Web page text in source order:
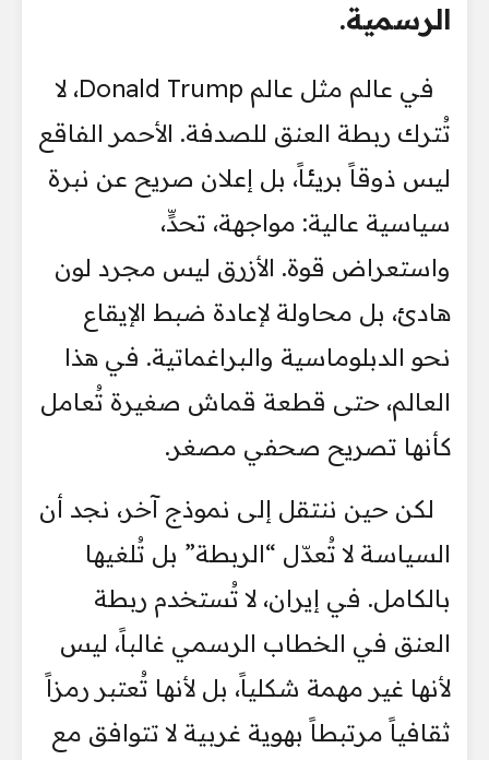
الرسمية.
في عالم مثل عالم Donald Trump، لا
تُترك ربطة العنق للصدفة. الأحمر الفاقع
ليس ذوقاً بريئاً، بل إعلان صريح عن نبرة
سياسية عالية: مواجهة، تحدٍّ،
واستعراض قوة. الأزرق ليس مجرد لون
هادئ، بل محاولة لإعادة ضبط الإيقاع
نحو الدبلوماسية والبراغماتية. في هذا
العالم، حتى قطعة قماش صغيرة تُعامل
كأنها تصريح صحفي مصغر.
لكن حين ننتقل إلى نموذج آخر، نجد أن
السياسة لا تُعدّل “الربطة” بل تُلغيها
بالكامل. في إيران، لا تُستخدم ربطة
العنق في الخطاب الرسمي غالباً، ليس
لأنها غير مهمة شكلياً، بل لأنها تُعتبر رمزاً
ثقافياً مرتبطاً بهوية غربية لا تتوافق مع